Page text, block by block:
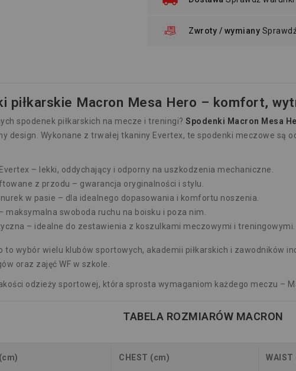
Zwroty / wymiany
piłkarskie Macron Mesa Hero – komfort,
spodenek piłkarskich na mecze i treningi? Spodenki Macron Mesa
design. Wykonane z trwałej tkaniny Evertex, te spodenki meczowe są
– lekki, oddychający i odporny na uszkodzenia mechaniczne.
z przodu – gwarancja oryginalności i stylu.
w pasie – dla idealnego dopasowania i komfortu noszenia.
maksymalna swoboda ruchu na boisku i poza nim.
– idealne do zestawienia z koszulkami meczowymi i treningowymi.
to wybór wielu klubów sportowych, akademii piłkarskich i zawodników
oraz zajęć WF w szkole.
odzieży sportowej, która sprosta wymaganiom każdego meczu –
TABELA ROZMIARÓW MACRON
CHEST (cm) WAIST